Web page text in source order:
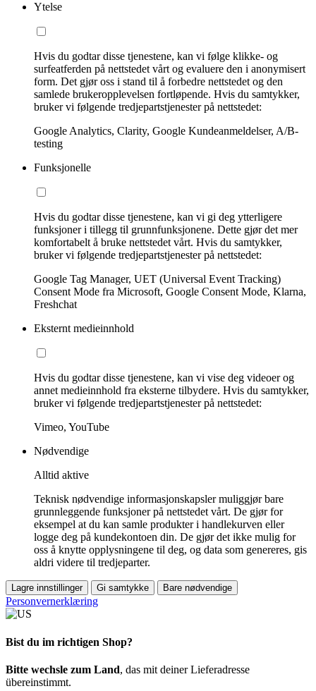
Ytelse
Hvis du godtar disse tjenestene, kan vi følge klikke- og
surfeatferden på nettstedet vårt og evaluere den i anonymisert
form. Det gjør oss i stand til å forbedre nettstedet og den
samlede brukeropplevelsen fortløpende. Hvis du samtykker,
bruker vi følgende tredjepartstjenester på nettstedet:
Google Analytics, Clarity, Google Kundeanmeldelser, A/B-
testing
Funksjonelle
Hvis du godtar disse tjenestene, kan vi gi deg ytterligere
funksjoner i tillegg til grunnfunksjonene. Dette gjør det mer
komfortabelt å bruke nettstedet vårt. Hvis du samtykker,
bruker vi følgende tredjepartstjenester på nettstedet:
Google Tag Manager, UET (Universal Event Tracking)
Consent Mode fra Microsoft, Google Consent Mode, Klarna,
Freshchat
Eksternt medieinnhold
Hvis du godtar disse tjenestene, kan vi vise deg videoer og
annet medieinnhold fra eksterne tilbydere. Hvis du samtykker,
bruker vi følgende tredjepartstjenester på nettstedet:
Vimeo, YouTube
Nødvendige
Alltid aktive
Teknisk nødvendige informasjonskapsler muliggjør bare
grunnleggende funksjoner på nettstedet vårt. De gjør for
eksempel at du kan samle produkter i handlekurven eller
logge deg på kundekontoen din. De gjør det ikke mulig for
oss å knytte opplysningene til deg, og data som genereres, gis
aldri videre til tredjeparter.
Lagre innstillinger Gi samtykke Bare nødvendige
Personvernerklæring
Bist du im richtigen Shop?
Bitte wechsle zum Land, das mit deiner Lieferadresse
übereinstimmt.